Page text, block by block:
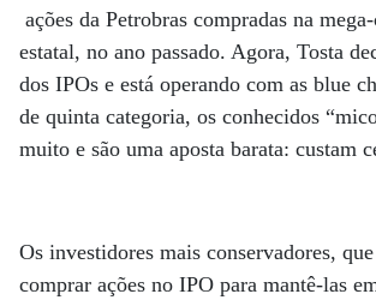
ações da Petrobras compradas na
estatal, no ano passado. Agora, Tosta
dos IPOs e está operando com as blue
de quinta categoria, os conhecidos
muito e são uma aposta barata: custam
Os investidores mais conservadores,
comprar ações no IPO para mantê-las